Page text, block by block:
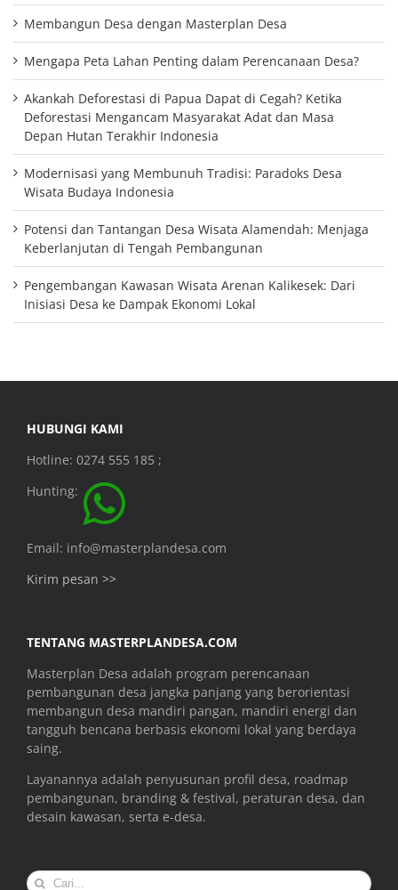
Membangun Desa dengan Masterplan Desa
Mengapa Peta Lahan Penting dalam Perencanaan Desa?
Akankah Deforestasi di Papua Dapat di Cegah? Ketika
Deforestasi Mengancam Masyarakat Adat dan Masa
Depan Hutan Terakhir Indonesia
Modernisasi yang Membunuh Tradisi: Paradoks Desa
Wisata Budaya Indonesia
Potensi dan Tantangan Desa Wisata Alamendah: Menjaga
Keberlanjutan di Tengah Pembangunan
Pengembangan Kawasan Wisata Arenan Kalikesek: Dari
Inisiasi Desa ke Dampak Ekonomi Lokal
HUBUNGI KAMI
Hotline: 0274 555 185 ;
Hunting:
Email: info@masterplandesa.com
Kirim pesan >>
TENTANG MASTERPLANDESA.COM
Masterplan Desa adalah program perencanaan
pembangunan desa jangka panjang yang berorientasi
membangun desa mandiri pangan, mandiri energi dan
tangguh bencana berbasis ekonomi lokal yang berdaya
saing.
Layanannya adalah penyusunan profil desa, roadmap
pembangunan, branding & festival, peraturan desa, dan
desain kawasan, serta e-desa.
Search